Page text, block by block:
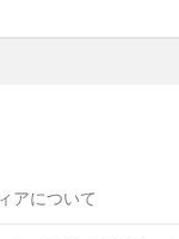
アについて